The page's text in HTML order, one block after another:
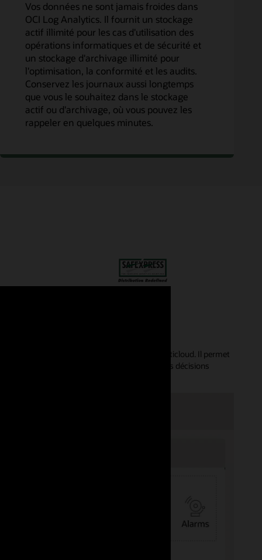
Vos données ne sont jamais froides dans
OCI Log Analytics. Il fournit un stockage
actif illimité pour les cas d'utilisation des
opérations informatiques et de sécurité et
un stockage d'archivage illimité pour
l'optimisation, la conformité et les audits.
Conservez les journaux aussi longtemps
que vous le souhaitez dans le stockage
actif ou d'archivage, où vous pouvez les
rappeler en quelques minutes.
provenant d'environnements sur site et multicloud. Il permet
des informations pour prendre de meilleures décisions